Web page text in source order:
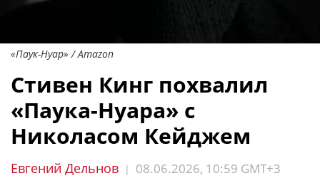
«Паук-Нуар» / Amazon
Стивен Кинг похвалил
«Паука-Нуара» c
Николасом Кейджем
Евгений Дельнов | 08.06.2026, 10:59 GMT+3